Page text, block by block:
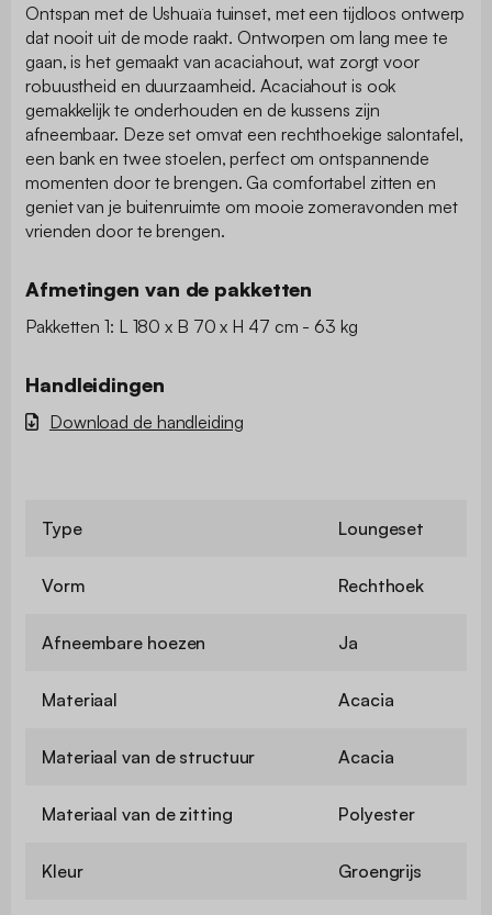
Ontspan met de Ushuaïa tuinset, met een tijdloos ontwerp
dat nooit uit de mode raakt. Ontworpen om lang mee te
gaan, is het gemaakt van acaciahout, wat zorgt voor
robuustheid en duurzaamheid. Acaciahout is ook
gemakkelijk te onderhouden en de kussens zijn
afneembaar. Deze set omvat een rechthoekige salontafel,
een bank en twee stoelen, perfect om ontspannende
momenten door te brengen. Ga comfortabel zitten en
geniet van je buitenruimte om mooie zomeravonden met
vrienden door te brengen.
Afmetingen van de pakketten
Pakketten 1: L 180 x B 70 x H 47 cm - 63 kg
Handleidingen
Download de handleiding
Type Loungeset
Vorm Rechthoek
Afneembare hoezen Ja
Materiaal Acacia
Materiaal van de structuur Acacia
Materiaal van de zitting Polyester
Kleur Groengrijs